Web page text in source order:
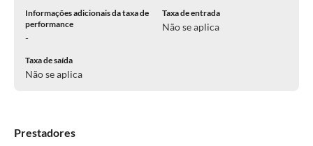
Informações adicionais da taxa de
performance
-
Taxa de entrada
Não se aplica
Taxa de saída
Não se aplica
Prestadores